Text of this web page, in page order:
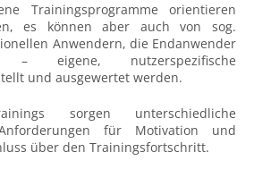
Trainingsprogramme orientieren
es können aber auch von sog.
Anwendern, die Endanwender
– eigene, nutzerspezifische
und ausgewertet werden.
sorgen unterschiedliche
für Motivation und
über den Trainingsfortschritt.